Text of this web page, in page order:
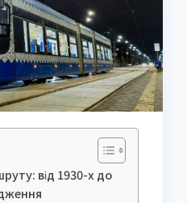
від 1930-х до